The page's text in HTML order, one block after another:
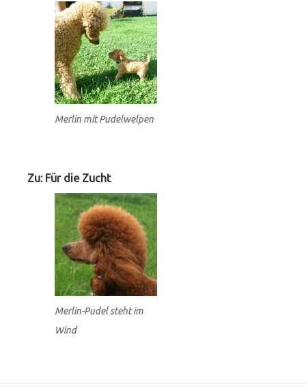
Merlin mit Pudelwelpen
Zu: Für die Zucht
Merlin-Pudel steht im
Wind